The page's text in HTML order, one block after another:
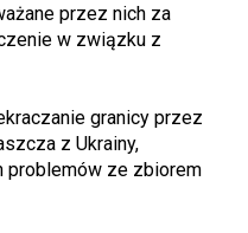
przez nich za
w związku z
granicy przez
z Ukrainy,
problemów ze zbiorem